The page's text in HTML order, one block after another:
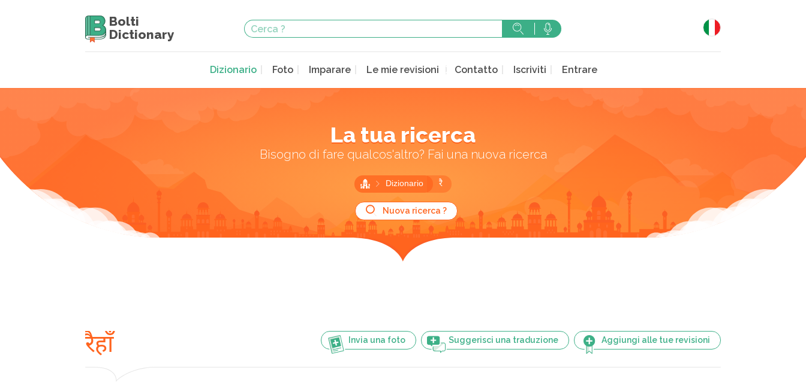
Bolti
Dictionary
Dizionario Foto Imparare Le mie revisioni Contatto Iscriviti Entrare
La tua ricerca
Bisogno di fare qualcos'altro? Fai una nuova ricerca
Dizionario रै
Nuova ricerca ?
Invia una foto Suggerisci una traduzione Aggiungi alle tue revisioni
रैहाँ